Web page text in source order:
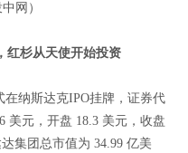
网）
红杉从天使开始投资
纳斯达克IPO挂牌，证券代
美元，开盘 18.3 美元，收盘
集团总市值为 34.99 亿美